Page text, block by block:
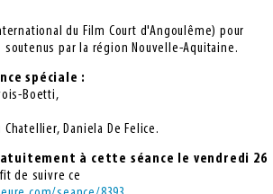
du Film Court d'Angoulême) pour
par la région Nouvelle-Aquitaine.
spéciale :
Boetti,
Daniela De Felice.
à cette séance le vendredi 26
de suivre ce